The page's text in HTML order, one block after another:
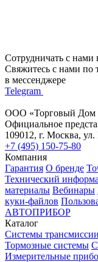
Сотрудничать с нами
Свяжитесь с нами по
в мессенджере
Telegram
ООО «Торговый Дом
Официальное
109012, г. Москва,
+7 (495) 150-75-80
Компания
Гарантия О бренде
Технический
материалы Вебинары
куки-файлов
АВТОПРИБОР
Каталог
Системы трансмиссии
Тормозные системы
Измерительные